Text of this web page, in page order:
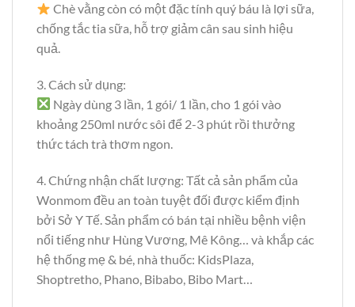
Chè vằng còn có một đặc tính quý báu là lợi sữa,
chống tắc tia sữa, hỗ trợ giảm cân sau sinh hiệu
quả.
3. Cách sử dụng:
Ngày dùng 3 lần, 1 gói/ 1 lần, cho 1 gói vào
khoảng 250ml nước sôi để 2-3 phút rồi thưởng
thức tách trà thơm ngon.
4. Chứng nhận chất lượng: Tất cả sản phẩm của
Wonmom đều an toàn tuyệt đối được kiểm định
bởi Sở Y Tế. Sản phẩm có bán tại nhiều bệnh viện
nổi tiếng như Hùng Vương, Mê Kông… và khắp các
hệ thống mẹ & bé, nhà thuốc: KidsPlaza,
Shoptretho, Phano, Bibabo, Bibo Mart…